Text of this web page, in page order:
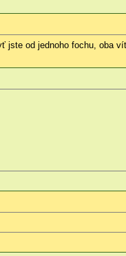
od jednoho fochu, oba